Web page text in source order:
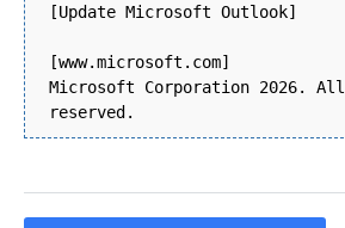
[Update Microsoft Outlook]
[www.microsoft.com]
Microsoft Corporation 2026.
reserved.